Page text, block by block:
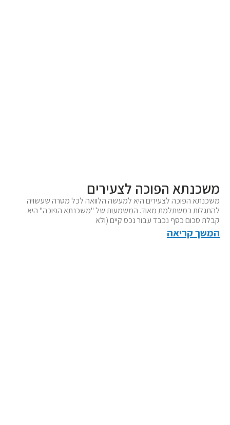
משכנתא הפוכה לצעירים
משכנתא הפוכה לצעירים היא למעשה הלוואה לכל מטרה שעשויה
להתגלות כמשתלמת מאוד. המשמעות של "משכנתא הפוכה" היא
קבלת סכום כסף נכבד עבור נכס קיים (ולא
המשך קריאה